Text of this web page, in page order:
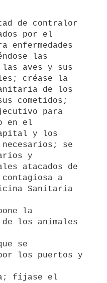
de contralor
por el
enfermedades
las
aves y sus
créase la
de los
cometidos;
para
en el
y los
necesarios; se
y
atacados de
a
Sanitaria
la
los animales
se
los puertos y
fíjase el